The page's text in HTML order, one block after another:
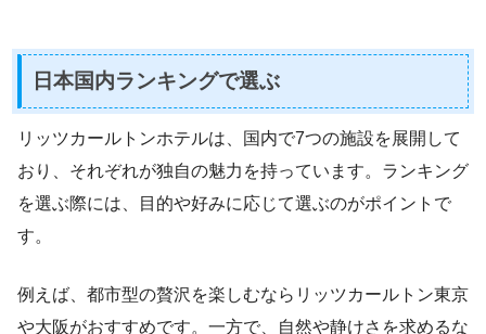
日本国内ランキングで選ぶ
リッツカールトンホテルは、国内で7つの施設を展開して
おり、それぞれが独自の魅力を持っています。ランキング
を選ぶ際には、目的や好みに応じて選ぶのがポイントで
す。
例えば、都市型の贅沢を楽しむならリッツカールトン東京
や大阪がおすすめです。一方で、自然や静けさを求めるな